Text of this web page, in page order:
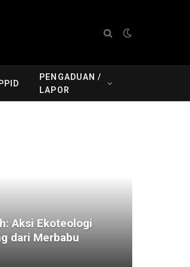
PPID
PENGADUAN /
LAPOR
Aksi Ekoteologi
dari Merbabu